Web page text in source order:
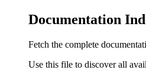
Documentation
Fetch the complete
Use this file to discover all